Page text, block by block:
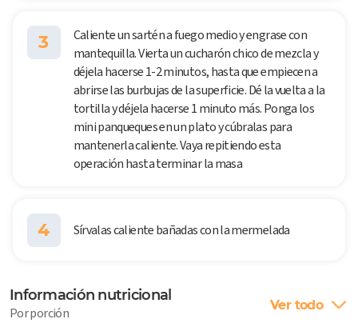
3
Caliente un sartén a fuego medio y engrase con
mantequilla. Vierta un cucharón chico de mezcla y
déjela hacerse 1-2 minutos, hasta que empiecen a
abrirse las burbujas de la superficie. Dé la vuelta a la
tortilla y déjela hacerse 1 minuto más. Ponga los
mini panqueques en un plato y cúbralas para
mantenerla caliente. Vaya repitiendo esta
operación hasta terminar la masa
4 Sírvalas caliente bañadas con la mermelada
Información nutricional
Por porción Ver todo